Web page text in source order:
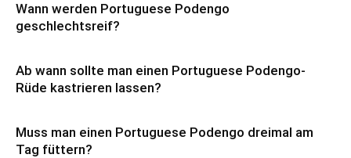
Wann werden Portuguese Podengo
geschlechtsreif?
Ab wann sollte man einen Portuguese Podengo-
Rüde kastrieren lassen?
Muss man einen Portuguese Podengo dreimal am
Tag füttern?